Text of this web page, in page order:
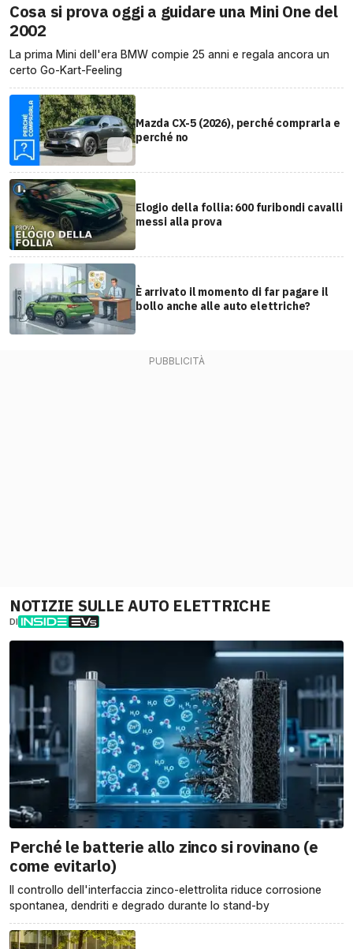
Cosa si prova oggi a guidare una Mini One del
2002
La prima Mini dell'era BMW compie 25 anni e regala ancora un
certo Go-Kart-Feeling
Mazda CX-5 (2026), perché comprarla e
perché no
Elogio della follia: 600 furibondi cavalli
messi alla prova
È arrivato il momento di far pagare il
bollo anche alle auto elettriche?
NOTIZIE SULLE AUTO ELETTRICHE
DI
Perché le batterie allo zinco si rovinano (e
come evitarlo)
Il controllo dell'interfaccia zinco-elettrolita riduce corrosione
spontanea, dendriti e degrado durante lo stand-by